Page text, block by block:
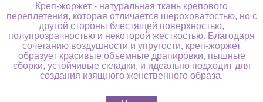
Креп-жоржет - натуральная ткань крепового
переплетения, которая отличается шероховатостью, но с
другой стороны блестящей поверхностью,
полупрозрачностью и некоторой жесткостью. Благодаря
сочетанию воздушности и упругости, креп-жоржет
образует красивые объемные драпировки, пышные
сборки, устойчивые складки, и идеально подходит для
создания изящного женственного образа.